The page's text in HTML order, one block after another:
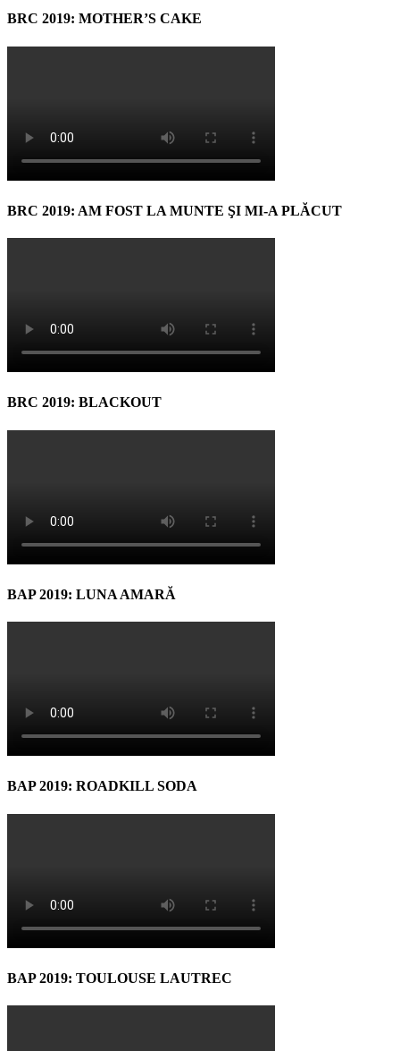
BRC 2019: MOTHER’S CAKE
BRC 2019: AM FOST LA MUNTE ŞI MI-A PLĂCUT
BRC 2019: BLACKOUT
BAP 2019: LUNA AMARĂ
BAP 2019: ROADKILL SODA
BAP 2019: TOULOUSE LAUTREC